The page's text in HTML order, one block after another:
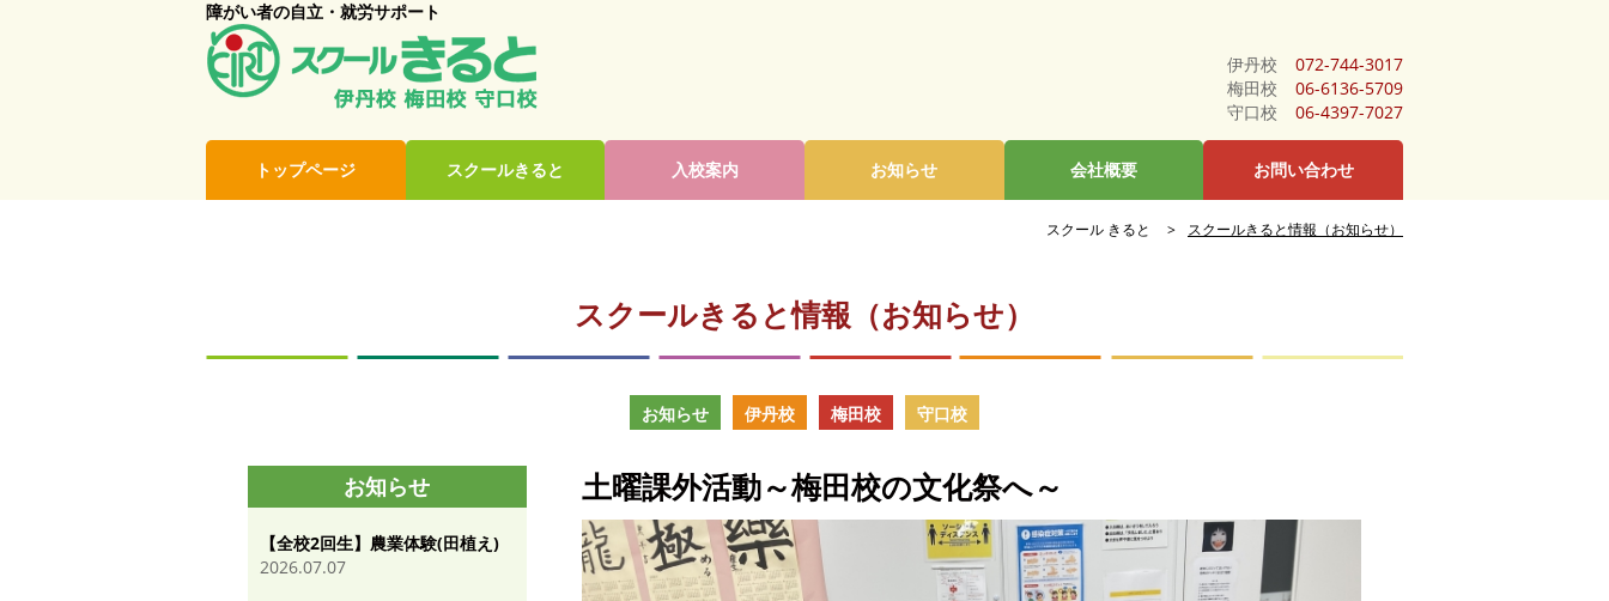
障がい者の自立・就労サポート
伊丹校
072-744-3017
梅田校
06-6136-5709
守口校
06-4397-7027
トップページ スクールきると 入校案内 お知らせ 会社概要 お問い合わせ
スクール きると スクールきると情報（お知らせ）
スクールきると情報（お知らせ）
お知らせ 伊丹校 梅田校 守口校
土曜課外活動～梅田校の文化祭へ～
お知らせ
【全校2回生】農業体験(田植え)
2026.07.07